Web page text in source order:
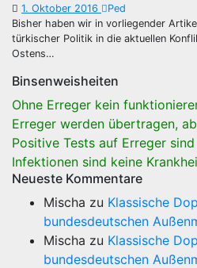
1. Oktober 2016
Ped
Bisher haben wir in vorliegender
türkischer Politik in die aktuellen
Ostens…
Binsenweisheiten
Ohne Erreger kein
Erreger werden übertragen,
Positive Tests auf Erreger
Infektionen sind keine
Neueste Kommentare
Mischa zu Klassische
bundesdeutschen
Mischa zu Klassische
bundesdeutschen